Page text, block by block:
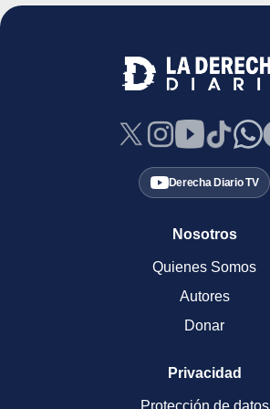
Derecha Diario TV
Nosotros
Quienes Somos
Autores
Donar
Privacidad
Protección de datos